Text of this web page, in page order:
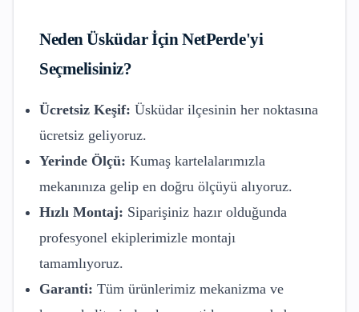
NedenÜsküdarİçin NetPerde'yi
Seçmelisiniz?
Ücretsiz Keşif: Üsküdar ilçesinin her noktasına
ücretsiz geliyoruz.
Yerinde Ölçü: Kumaş kartelalarımızla
mekanınıza gelip en doğru ölçüyü alıyoruz.
Hızlı Montaj: Siparişiniz hazır olduğunda
profesyonel ekiplerimizle montajı
tamamlıyoruz.
Garanti: Tüm ürünlerimiz mekanizma ve